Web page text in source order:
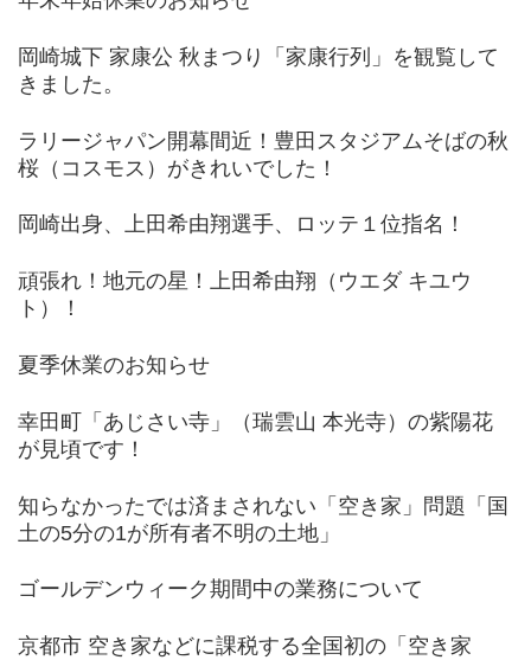
岡崎城下 家康公 秋まつり「家康行列」を観覧して
きました。
ラリージャパン開幕間近！豊田スタジアムそばの秋
桜（コスモス）がきれいでした！
岡崎出身、上田希由翔選手、ロッテ１位指名！
頑張れ！地元の星！上田希由翔（ウエダ キユウ
ト）！
夏季休業のお知らせ
幸田町「あじさい寺」（瑞雲山 本光寺）の紫陽花
が見頃です！
知らなかったでは済まされない「空き家」問題「国
土の5分の1が所有者不明の土地」
ゴールデンウィーク期間中の業務について
京都市 空き家などに課税する全国初の「空き家